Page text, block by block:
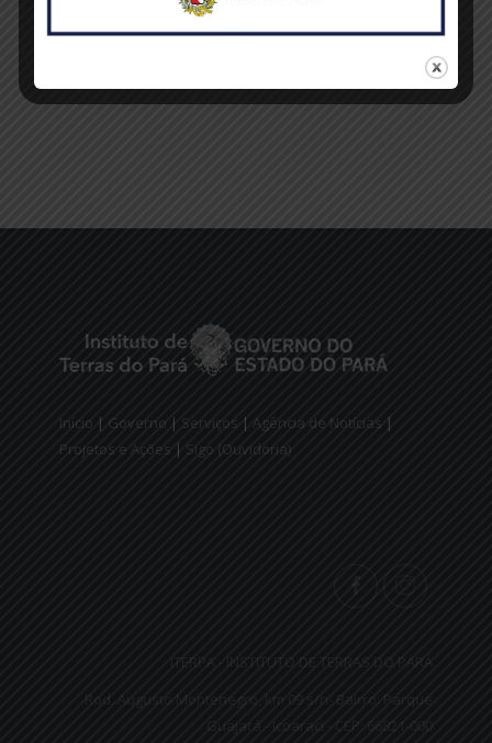
Início | Governo | Serviços | Agência de Notícias |
Projetos e Ações | Sigo (Ouvidoria)
ITERPA - INSTITUTO DE TERRAS DO PARÁ
Rod. Augusto Montenegro, km 09 s/n- Bairro: Parque
Guajará - Icoaraci - CEP: 66821-000